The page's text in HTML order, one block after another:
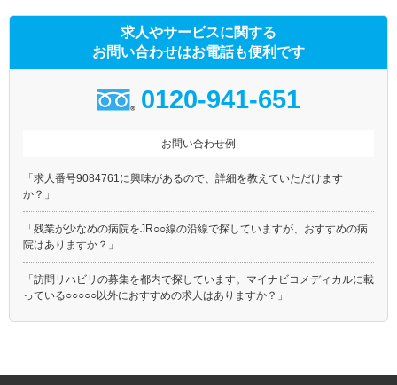
求人やサービスに関する
お問い合わせはお電話も便利です
0120-941-651
お問い合わせ例
「求人番号9084761に興味があるので、詳細を教えていただけます
か？」
「残業が少なめの病院をJR○○線の沿線で探していますが、おすすめの病
院はありますか？」
「訪問リハビリの募集を都内で探しています。マイナビコメディカルに載
っている○○○○○以外におすすめの求人はありますか？」